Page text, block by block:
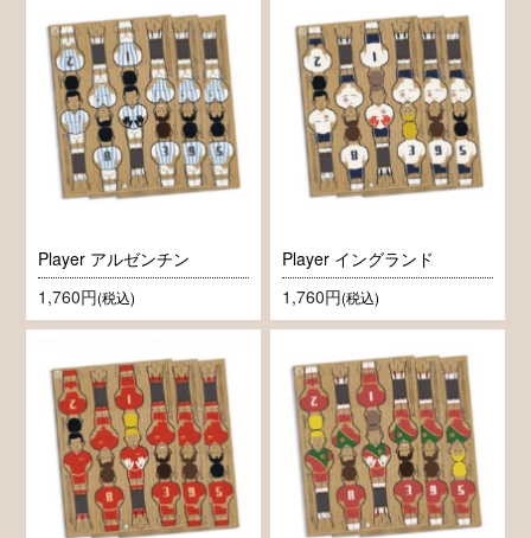
Player アルゼンチン
1,760円(税込)
Player イングランド
1,760円(税込)